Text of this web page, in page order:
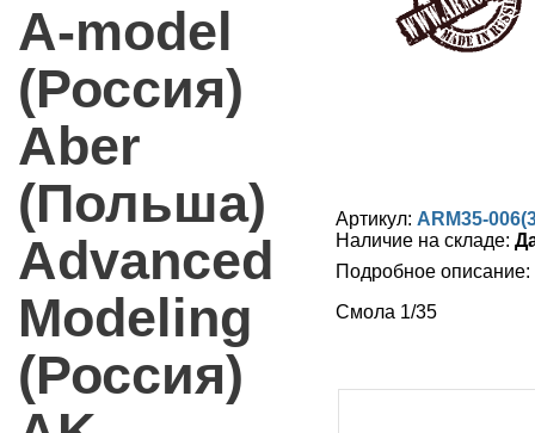
A-model
(Россия)
Aber
(Польша)
Advanced
Modeling
(Россия)
Артикул: ARM35-
Наличие на складе:
Подробное описание:
Смола 1/35